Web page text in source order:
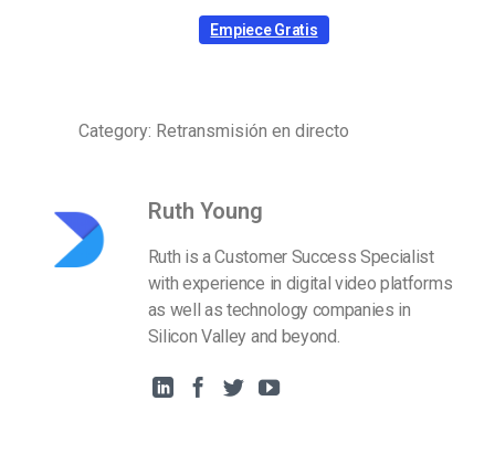
Empiece Gratis
Category: Retransmisión en directo
Ruth Young
Ruth is a Customer Success Specialist
with experience in digital video platforms
as well as technology companies in
Silicon Valley and beyond.